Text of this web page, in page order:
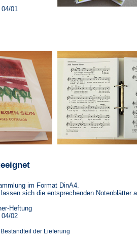
01
im Format DinA4.
sich die entsprechenden Notenblätter
Heftung
02
der Lieferung